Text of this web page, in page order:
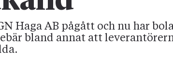
Haga AB pågått och nu har
bland annat att